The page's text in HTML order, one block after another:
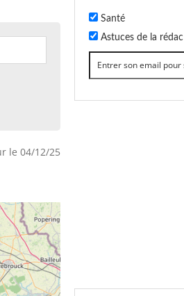
le 04/12/25
Santé
Astuces de la rédac